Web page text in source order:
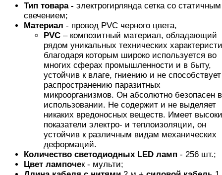
Тип товара - электрогирлянда сетка со статичным
свечением;
Материал - провод PVC черного цвета,
PVC – композитный материал, обладающий
рядом уникальных технических
благодаря которым широко используется во
многих сферах промышленности и в быту,
устойчив к влаге, гниению и не способствует
распространению паразитных
микроорганизмов. Он абсолютно безопасен в
использовании. Не содержит и не выделяет
никаких вредоносных веществ. Имеет
показатели электро- и теплоизоляции, он
устойчив к различным видам механических
деформаций.
Количество светодиодных LED ламп - 256 шт.;
Цвет лампочек - мульти;